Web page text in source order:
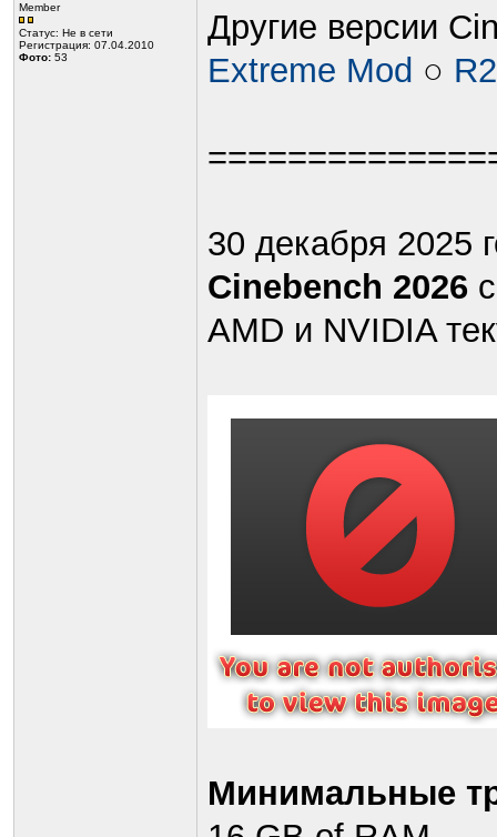
Member
Статус: Не в сети
Регистрация: 07.04.2010
Фото: 53
Другие версии
Extreme Mod ○
30 декабря 2025
Cinebench 2026
AMD и NVIDIA
Минимальные